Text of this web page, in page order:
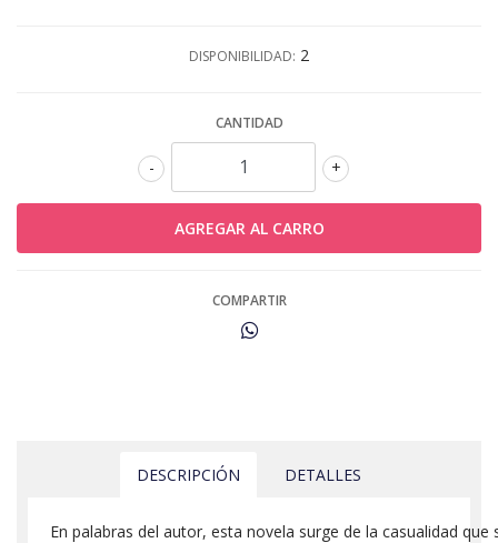
DISPONIBILIDAD: 2
CANTIDAD
+
-
COMPARTIR
DESCRIPCIÓN DETALLES
En palabras del autor, esta novela surge de la casualidad